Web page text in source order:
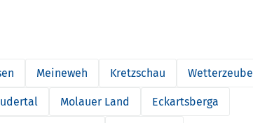
Meineweh Kretzschau Wetterzeube
Molauer Land Eckartsberga